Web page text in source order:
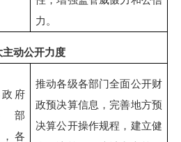
力。
主动公开力度
府
部
各
推动各级各部门全面公开财
政预决算信息，完善地方预
决算公开操作规程，建立健